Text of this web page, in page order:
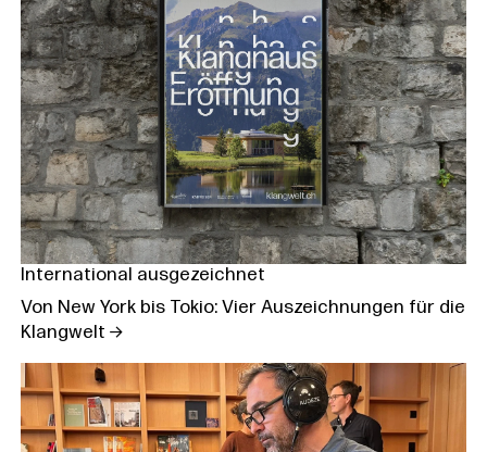
International ausgezeichnet
Von New York bis Tokio: Vier Auszeichnungen für die
Klangwelt